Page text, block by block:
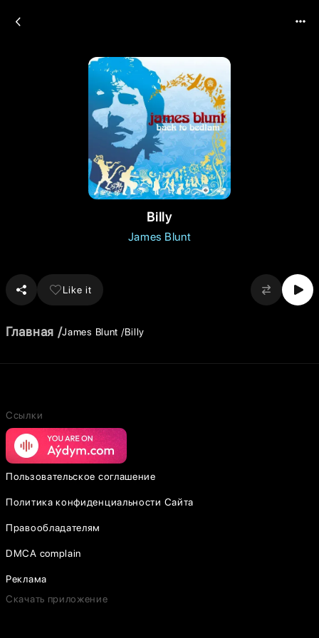
Billy
James Blunt
Like it
Главная James Blunt Billy
Ссылки
Пользовательское соглашение
Политика конфиденциальности Сайта
Правообладателям
DMCA complain
Реклама
Скачать приложение